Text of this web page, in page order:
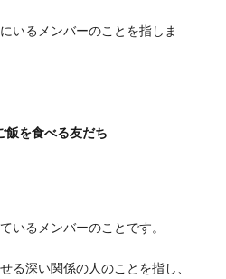
いるメンバーのことを指しま
飯を食べる友だち
いるメンバーのことです。
る深い関係の人のことを指し、